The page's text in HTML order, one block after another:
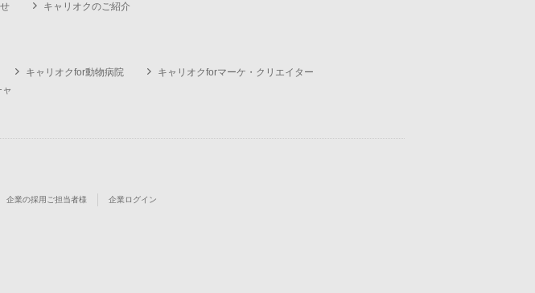
キャリオクのご紹介
キャリオクfor動物病院
キャリオクforマーケ・クリエイター
企業の採用ご担当者様 企業ログイン